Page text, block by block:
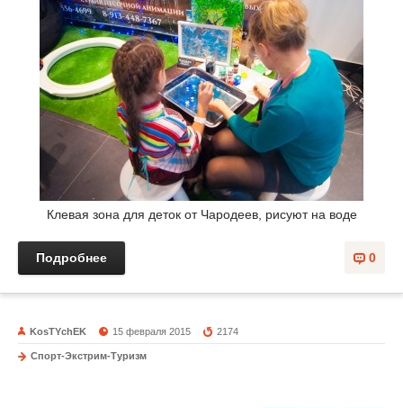
Клевая зона для деток от Чародеев, рисуют на воде
0
Подробнее
KosTYchEK 15 февраля 2015 2174
Спорт-Экстрим-Туризм